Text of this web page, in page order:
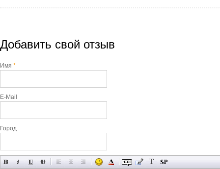
Добавить свой отзыв
Имя *
E-Mail
Город